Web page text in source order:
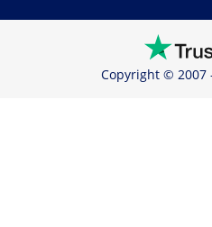
Copyright © 2007